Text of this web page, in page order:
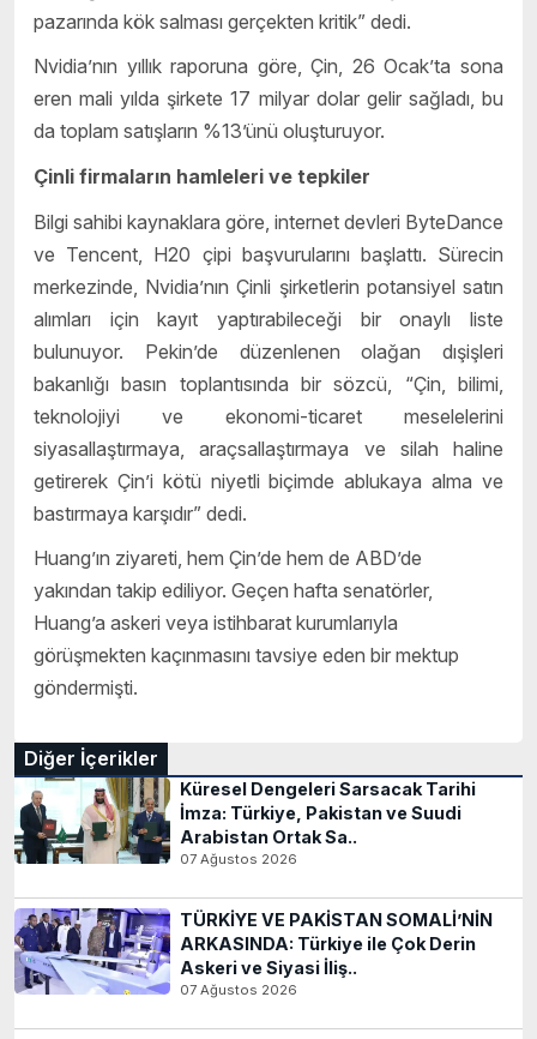
pazarında kök salması gerçekten kritik” dedi.
Nvidia’nın yıllık raporuna göre, Çin, 26 Ocak’ta sona
eren mali yılda şirkete 17 milyar dolar gelir sağladı, bu
da toplam satışların %13’ünü oluşturuyor.
Çinli firmaların hamleleri ve tepkiler
Bilgi sahibi kaynaklara göre, internet devleri ByteDance
ve Tencent, H20 çipi başvurularını başlattı. Sürecin
merkezinde, Nvidia’nın Çinli şirketlerin potansiyel satın
alımları için kayıt yaptırabileceği bir onaylı liste
bulunuyor. Pekin’de düzenlenen olağan dışişleri
bakanlığı basın toplantısında bir sözcü, “Çin, bilimi,
teknolojiyi ve ekonomi-ticaret meselelerini
siyasallaştırmaya, araçsallaştırmaya ve silah haline
getirerek Çin’i kötü niyetli biçimde ablukaya alma ve
bastırmaya karşıdır” dedi.
Huang’ın ziyareti, hem Çin’de hem de ABD’de
yakından takip ediliyor. Geçen hafta senatörler,
Huang’a askeri veya istihbarat kurumlarıyla
görüşmekten kaçınmasını tavsiye eden bir mektup
göndermişti.
Diğer İçerikler
Küresel Dengeleri Sarsacak Tarihi
İmza: Türkiye, Pakistan ve Suudi
Arabistan Ortak Sa..
07 Ağustos 2026
TÜRKİYE VE PAKİSTAN SOMALİ’NİN
ARKASINDA: Türkiye ile Çok Derin
Askeri ve Siyasi İliş..
07 Ağustos 2026